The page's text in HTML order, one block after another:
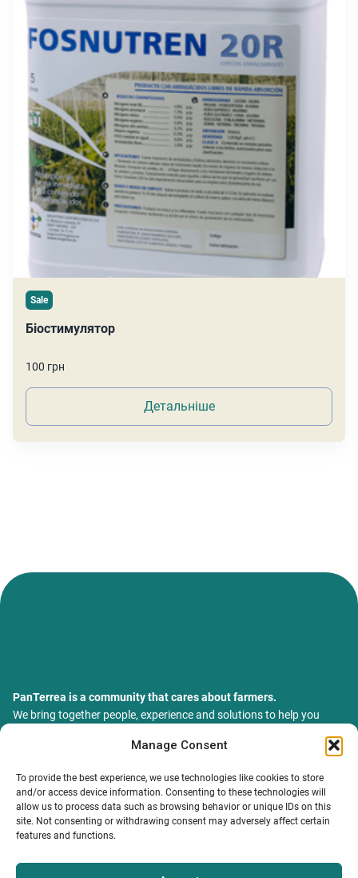
Manage Consent
To provide the best experience, we use technologies like cookies to store
and/or access device information. Consenting to these technologies will
allow us to process data such as browsing behavior or unique IDs on this
site. Not consenting or withdrawing consent may adversely affect certain
features and functions.
Sale
Біостимулятор
100 грн
Детальніше
PanTerrea is a community that cares about farmers.
We bring together people, experience and solutions to help you
76018, Україна, Івано-Франківський р-н, Івано-Франківська
обл., місто Івано-Франківськ, вулиця Сахарова Академіка,
будинок 23